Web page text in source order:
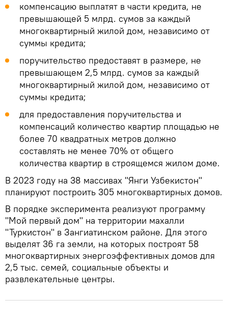
компенсацию выплатят в части кредита, не
превышающей 5 млрд. сумов за каждый
многоквартирный жилой дом, независимо от
суммы кредита;
поручительство предоставят в размере, не
превышающем 2,5 млрд. сумов за каждый
многоквартирный жилой дом, независимо от
суммы кредита;
для предоставления поручительства и
компенсаций количество квартир площадью не
более 70 квадратных метров должно
составлять не менее 70% от общего
количества квартир в строящемся жилом доме.
В 2023 году на 38 массивах "Янги Узбекистон"
планируют построить 305 многоквартирных домов.
В порядке эксперимента реализуют программу
"Мой первый дом" на территории махалли
"Туркистон" в Зангиатинском районе. Для этого
выделят 36 га земли, на которых построят 58
многоквартирных энергоэффективных домов для
2,5 тыс. семей, социальные объекты и
развлекательные центры.